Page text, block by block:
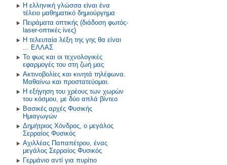
Η ελληνική γλώσσα είναι ένα
τέλειο μαθηματικό δημιούργημα
Πειράματα οπτικής (διάδοση φωτός-
laser-οπτικές ίνες)
Η τελευταία λέξη της γης θα είναι
... ΕΛΛΑΣ
Το φως και οι τεχνολογικές
εφαρμογές του στη ζωή μας
Ακτινοβολίες και κινητά τηλέφωνα.
Μαθαίνω και προστατεύομαι.
Η εξήγηση του χρέους των χωρών
του κόσμου, με δύο απλά βίντεο
Βασικές αρχές Φυσικής
Ημιαγωγών
Δημήτριος Χόνδρος, ο μεγάλος
Σερραίος Φυσικός
Αχιλλέας Παπαπέτρου, ένας
μεγάλος Σερραίος Φυσικός
Γερμάνιο αντί για πυρίτιο